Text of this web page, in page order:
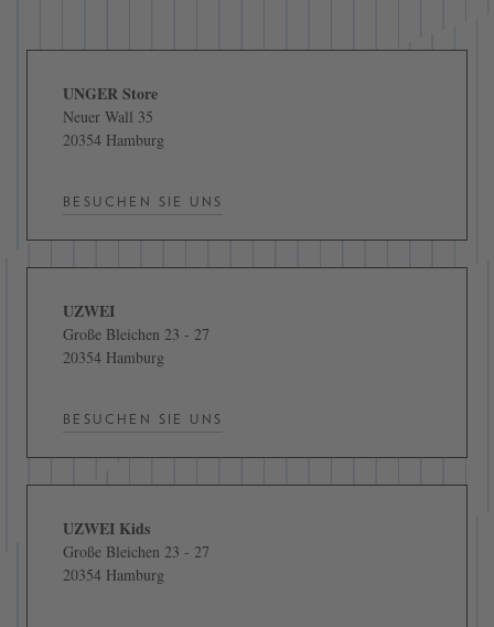
UNGER Store
Neuer Wall 35
20354 Hamburg
BESUCHEN SIE UNS
UZWEI
Große Bleichen 23 - 27
20354 Hamburg
BESUCHEN SIE UNS
UZWEI Kids
Große Bleichen 23 - 27
20354 Hamburg